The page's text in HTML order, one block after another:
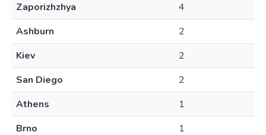
Zaporizhzhya
4
Ashburn
2
Kiev
2
San Diego
2
Athens
1
Brno
1